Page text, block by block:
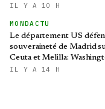
de l'éclipse solaire partielle
IL Y A 10 H
MONDACTU
Le département US
souveraineté de Madrid
Ceuta et Melilla:
refroidit les ambitions
IL Y A 14 H